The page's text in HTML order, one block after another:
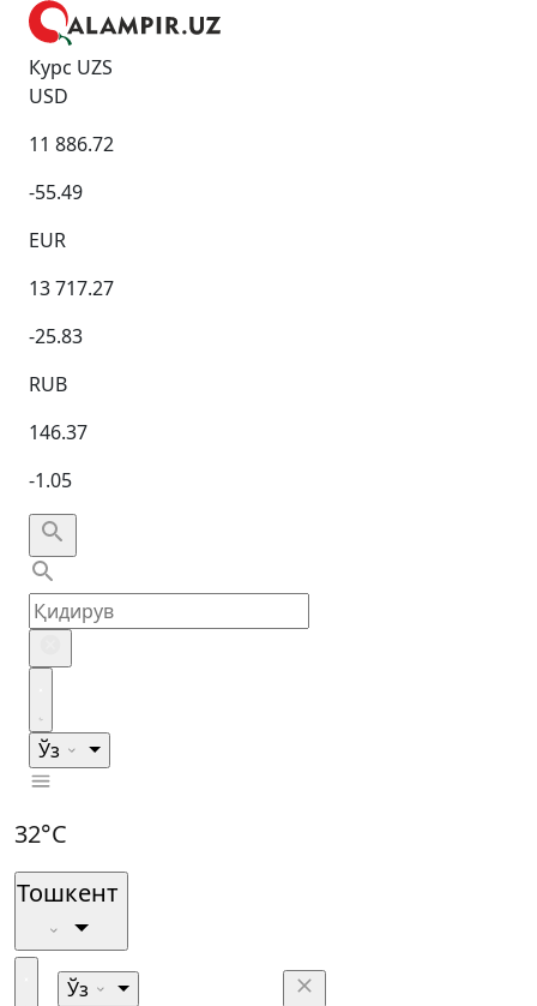
Курс UZS
USD
11 886.72
-55.49
EUR
13 717.27
-25.83
RUB
146.37
-1.05
Ўз
32°C
Тошкент
Ўз